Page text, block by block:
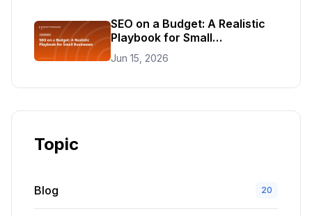
SEO on a Budget: A Realistic
Playbook for Small
Businesses
Jun 15, 2026
Topic
Blog 20